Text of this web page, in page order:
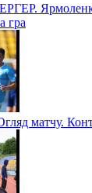
Ярмоленко
гра
матчу.